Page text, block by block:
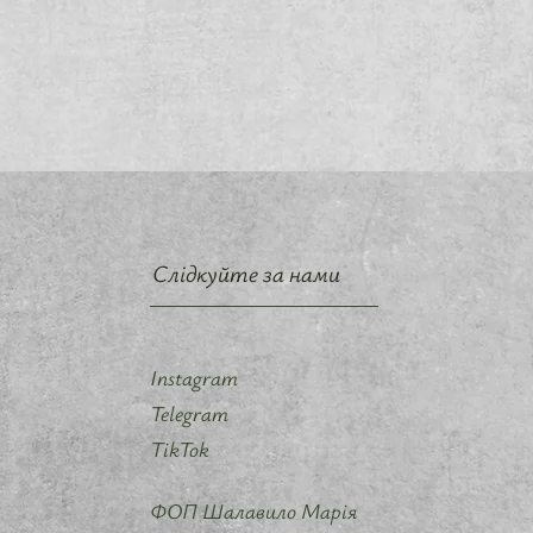
Слідкуйте за нами
Instagram
Telegram
TikTok
ФОП Шалавило Марія